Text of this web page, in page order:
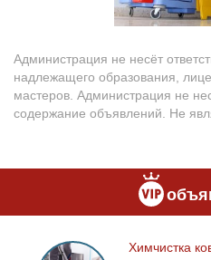
Администрация не несёт
надлежащего образования,
мастеров. Администрация не
содержание объявлений. Не
Химчистка
Хим­чист­ка